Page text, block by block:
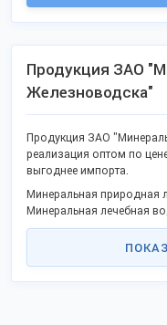
Продукция ЗАО
Железноводска"
Продукция ЗАО
реализация оптом по
выгоднее импорта.
Минеральная природная
Минеральная лечебная
лечебно-столовая вода
лечебно-столовая вода